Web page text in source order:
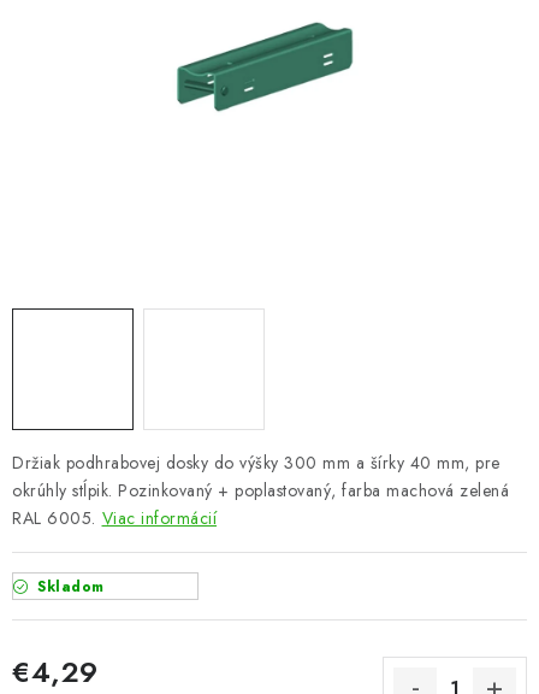
Držiak podhrabovej dosky do výšky 300 mm a šírky 40 mm, pre
okrúhly stĺpik. Pozinkovaný + poplastovaný, farba machová zelená
RAL 6005. Viac informácií
Skladom
€4,29